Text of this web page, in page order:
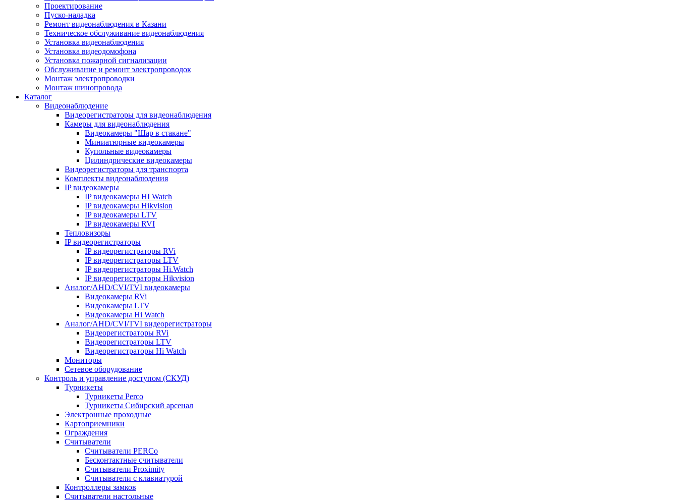
Проектирование
Пуско-наладка
Ремонт видеонаблюдения в Казани
Техническое обслуживание видеонаблюдения
Установка видеонаблюдения
Установка видеодомофона
Установка пожарной сигнализации
Обслуживание и ремонт электропроводок
Монтаж электропроводки
Монтаж шинопровода
Каталог
Видеонаблюдение
Видеорегистраторы для видеонаблюдения
Камеры для видеонаблюдения
Видеокамеры "Шар в стакане"
Миниатюрные видеокамеры
Купольные видеокамеры
Цилиндрические видеокамеры
Видеорегистраторы для транспорта
Комплекты видеонаблюдения
IP видеокамеры
IP видеокамеры HI Watch
IP видеокамеры Hikvision
IP видеокамеры LTV
IP видеокамеры RVI
Тепловизоры
IP видеорегистраторы
IP видеорегистраторы RVi
IP видеорегистраторы LTV
IP видеорегистраторы Hi.Watch
IP видеорегистраторы Hikvision
Аналог/AHD/CVI/TVI видеокамеры
Видеокамеры RVi
Видеокамеры LTV
Видеокамеры Hi Watch
Аналог/AHD/CVI/TVI видеорегистраторы
Видеорегистраторы RVi
Видеорегистраторы LTV
Видеорегистраторы Hi Watch
Мониторы
Сетевое оборудование
Контроль и управление доступом (СКУД)
Турникеты
Турникеты Perco
Турникеты Сибирский арсенал
Электронные проходные
Картоприемники
Ограждения
Считыватели
Считыватели PERCo
Бесконтактные считыватели
Считыватели Proximity
Считыватели с клавиатурой
Контроллеры замков
Считыватели настольные